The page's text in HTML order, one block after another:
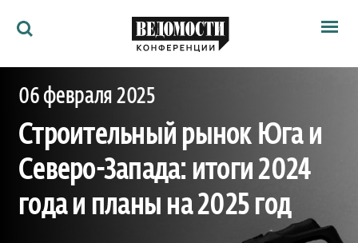
Партнёрам
Ведомости
Как потратить
Ведомости&
06 февраля 2025
Строительный рынок Юга и
Северо-Запада: итоги 2024
года и планы на 2025 год